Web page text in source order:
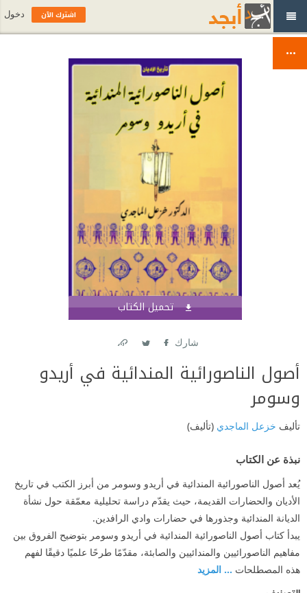
تحميل الكتاب
شارك
أصول الناصورائية المندائية في أريدو
وسومر
تأليف خزعل الماجدي (تأليف)
نبذة عن الكتاب
يُعد أصول الناصورائية المندائية في أريدو وسومر من أبرز الكتب في تاريخ
الأديان والحضارات القديمة، حيث يقدّم دراسة تحليلية معمّقة حول نشأة
الديانة المندائية وجذورها في حضارات وادي الرافدين.
يبدأ كتاب أصول الناصورائية المندائية في أريدو وسومر بتوضيح الفروق بين
مفاهيم الناصورائيين والمندائيين والصابئة، مقدّمًا طرحًا علميًا دقيقًا لفهم
هذه المصطلحات ... المزيد
اشترك الآن دخول